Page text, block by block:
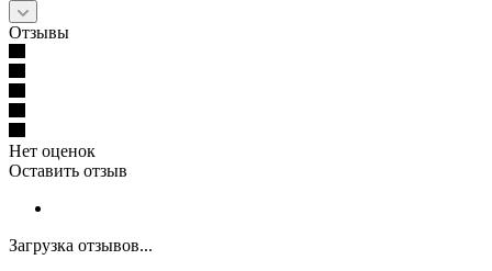
Отзывы
Нет оценок
Оставить отзыв
Загрузка отзывов...